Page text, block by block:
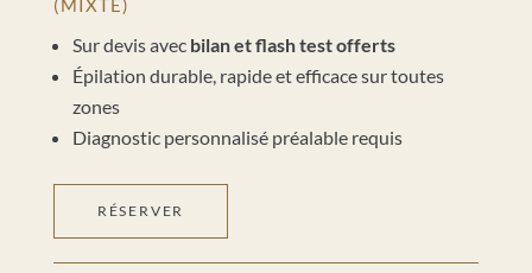
(MIXTE)
Sur devis avec bilan et flash test offerts
Épilation durable, rapide et efficace sur toutes
zones
Diagnostic personnalisé préalable requis
RÉSERVER